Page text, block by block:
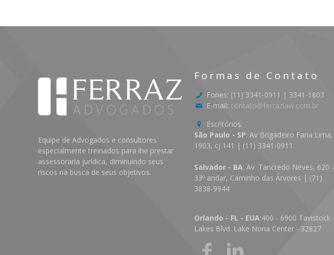
Equipe de Advogados e consultores
especialmente treinados para lhe prestar
assessoraria jurídica, diminuindo seus
riscos na busca de seus objetivos.
Formas de Contato
Fones: (11) 3341-0911 | 3341-1803
E-mail: contato@ferrazlaw.com.br
Escritórios:
São Paulo - SP: Av Brigadeiro Faria Lima,
1903, cj 141 | (11) 3341-0911
Salvador - BA: Av. Tancredo Neves, 620 -
33º andar, Caminho das Árvores | (71)
3838-9944
Orlando - FL - EUA:400 - 6900 Tavistock
Lakes Blvd. Lake Nona Center - 32827